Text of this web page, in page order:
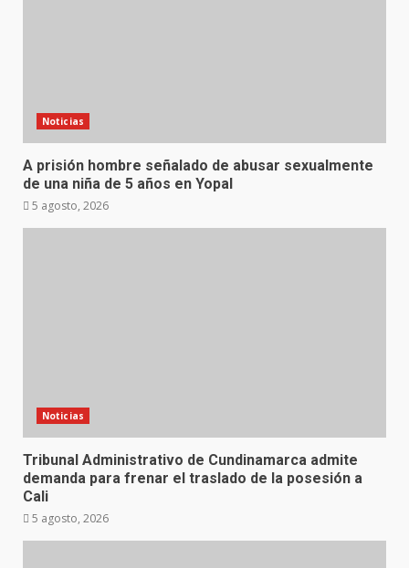
Noticias
A prisión hombre señalado de abusar sexualmente
de una niña de 5 años en Yopal
5 agosto, 2026
Noticias
Tribunal Administrativo de Cundinamarca admite
demanda para frenar el traslado de la posesión a
Cali
5 agosto, 2026